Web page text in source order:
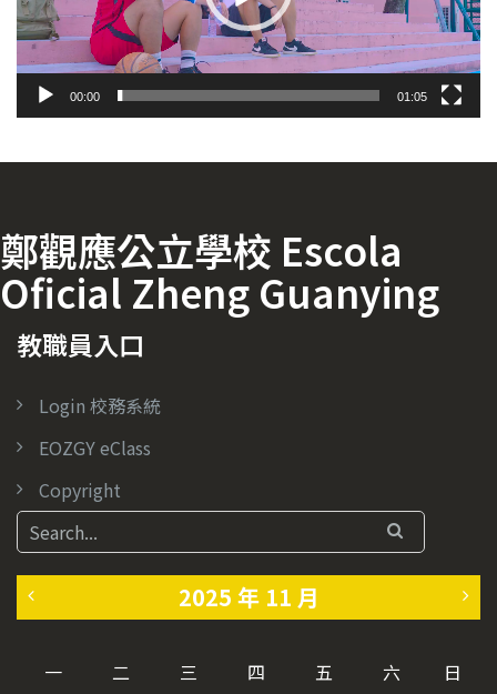
00:00 01:05
鄭觀應公立學校 Escola
Oficial Zheng Guanying
教職員入口
Login 校務系統
EOZGY eClass
Copyright
2025 年 11 月
一 二 三 四 五 六 日